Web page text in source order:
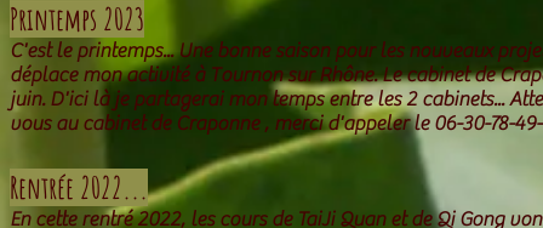
Printemps 2023
C'est le printemps... Une bonne saison pour les nouveaux
déplace mon activité à Tournon sur Rhône. Le cabinet de
juin. D'ici là je partagerai mon temps entre les 2 cabinets...
vous au cabinet de Craponne , merci d'appeler le 06-30-78-
Rentrée 2022...
En cette rentré 2022, les cours de TaiJi Quan et de Qi Gong